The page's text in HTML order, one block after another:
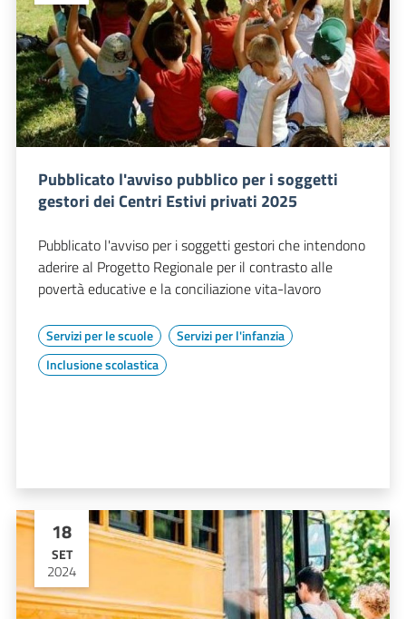
Pubblicato l'avviso pubblico per i soggetti
gestori dei Centri Estivi privati 2025
Pubblicato l'avviso per i soggetti gestori che intendono
aderire al Progetto Regionale per il contrasto alle
povertà educative e la conciliazione vita-lavoro
Servizi per le scuole
Servizi per l'infanzia
Inclusione scolastica
18
SET
2024